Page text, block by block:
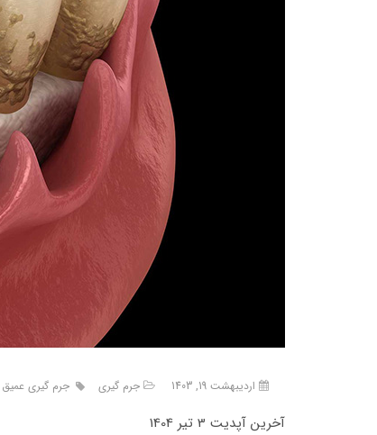
اردیبهشت 19, 1403 جرم گیری جرم گیری عمیق
آخرین آپدیت 3 تیر 1404